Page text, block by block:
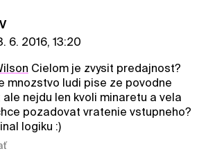
6. 2016, 13:20
Cielom je zvysit predajnost?
mnozstvo ludi pise ze povodne
nejdu len kvoli minaretu a vela
pozadovat vratenie vstupneho?
logiku :)